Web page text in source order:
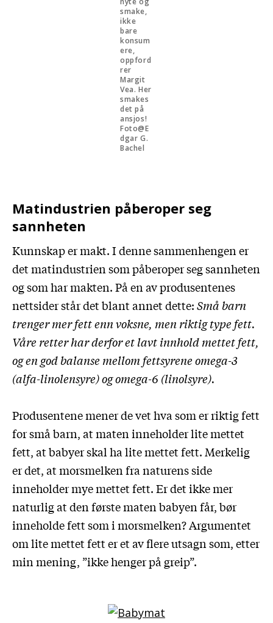
smake,
ikke
bare
konsum
ere,
oppford
rer
Margit
Vea. Her
smakes
det på
ansjos!
Foto@E
dgar G.
Bachel
Matindustrien påberoper seg
sannheten
Kunnskap er makt. I denne sammenhengen er
det matindustrien som påberoper seg sannheten
og som har makten. På en av produsentenes
nettsider står det blant annet dette:Små barn
trenger mer fett enn voksne, men riktig type fett.
Våre retter har derfor et lavt innhold mettet fett,
og en god balanse mellom fettsyrene omega-3
(alfa-linolensyre) og omega-6 (linolsyre).
Produsentene mener de vet hva som er riktig fett
for små barn, at maten inneholder lite mettet
fett, at babyer skal ha lite mettet fett. Merkelig
er det, at morsmelken fra naturens side
inneholder mye mettet fett. Er det ikke mer
naturlig at den første maten babyen får, bør
inneholde fett som i morsmelken? Argumentet
om lite mettet fett er et av flere utsagn som, etter
min mening, ”ikke henger på greip”.